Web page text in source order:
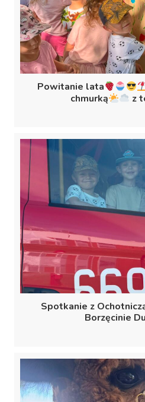
Powitanie lata
chmurką
z
Spotkanie z
Borzęcinie